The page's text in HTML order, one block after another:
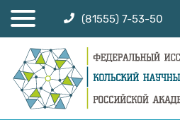
(81555) 7-53-50